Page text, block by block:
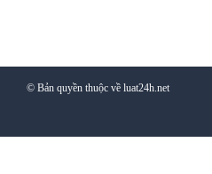
© Bản quyền thuộc về luat24h.net